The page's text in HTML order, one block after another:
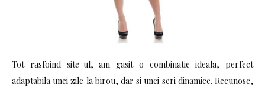
Tot rasfoind site-ul, am gasit o combinatie ideala, perfect
adaptabila unei zile la birou, dar si unei seri dinamice. Recunosc,